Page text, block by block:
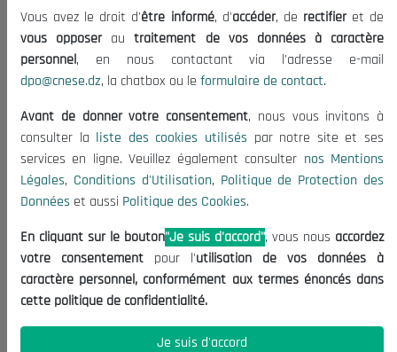
Informations utiles
Appels d'offres et Consultations
Mentions Légales
Conditions d'Utilisation
Politique de Protection des Données
Politique des Cookies
Nous Contacter
(+213) 021 98 01 00|01|02
contact@cnese.dz
Suggestions ou Initiatives ?
Newsletter
dernières nouvelles.
Vous avez le droit d'être informé, d'accéder, de rectifieret de
vous opposerautraitement de vos données à caractère
personnel, en nous contactant via l'adresse e-mail
dpo@cnese.dz, la chatbox ou le formulaire de contact.
Avant de donner votre consentement, nous vous invitons à
consulter la liste des cookies utilisés par notre site et ses
services en ligne. Veuillez également consulter nos Mentions
Légales, Conditions d'Utilisation, Politique de Protection des
Données et aussi Politique des Cookies.
En cliquant sur le bouton"Je suis d'accord", vous nous accordez
votre consentement pour l'utilisation de vos données à
caractère personnel, conformément aux termes énoncés dans
cette politique de confidentialité.
Je suis d'accord